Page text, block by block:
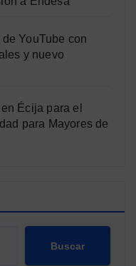
YouTube con
y nuevo
Écija para el
para Mayores de
Buscar